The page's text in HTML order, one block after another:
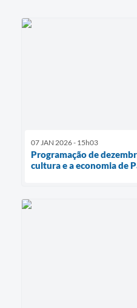
07 JAN 2026 - 15h03
Programação de
cultura e a economia de